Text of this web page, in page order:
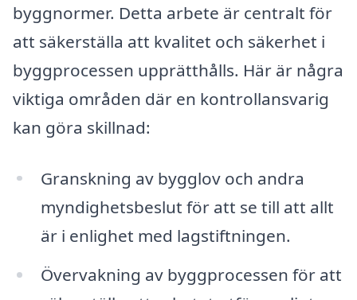
byggnormer. Detta arbete är centralt för
att säkerställa att kvalitet och säkerhet i
byggprocessen upprätthålls. Här är några
viktiga områden där en kontrollansvarig
kan göra skillnad:
Granskning av bygglov och andra
myndighetsbeslut för att se till att allt
är i enlighet med lagstiftningen.
Övervakning av byggprocessen för att